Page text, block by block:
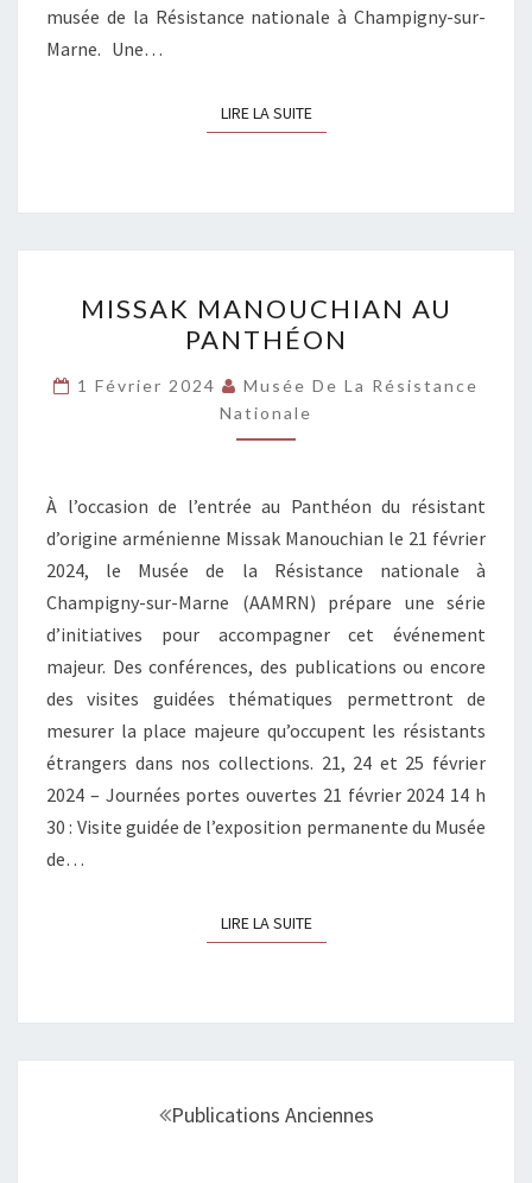
musée de la Résistance nationale à Champigny-sur-
Marne. Une…
LIRE LA SUITELIRE LA SUITE
MANOUCHIAN
AU
PANTHÉON
MISSAK MANOUCHIAN AU
PANTHÉON
1 Février 2024
Musée De La Résistance
Nationale
À l’occasion de l’entrée au Panthéon du résistant
d’origine arménienne Missak Manouchian le 21 février
2024, le Musée de la Résistance nationale à
Champigny-sur-Marne (AAMRN) prépare une série
d’initiatives pour accompagner cet événement
majeur. Des conférences, des publications ou encore
des visites guidées thématiques permettront de
mesurer la place majeure qu’occupent les résistants
étrangers dans nos collections. 21, 24 et 25 février
2024 – Journées portes ouvertes 21 février 2024 14 h
30 : Visite guidée de l’exposition permanente du Musée
de…
LIRE LA SUITELIRE LA SUITE
Publications Anciennes